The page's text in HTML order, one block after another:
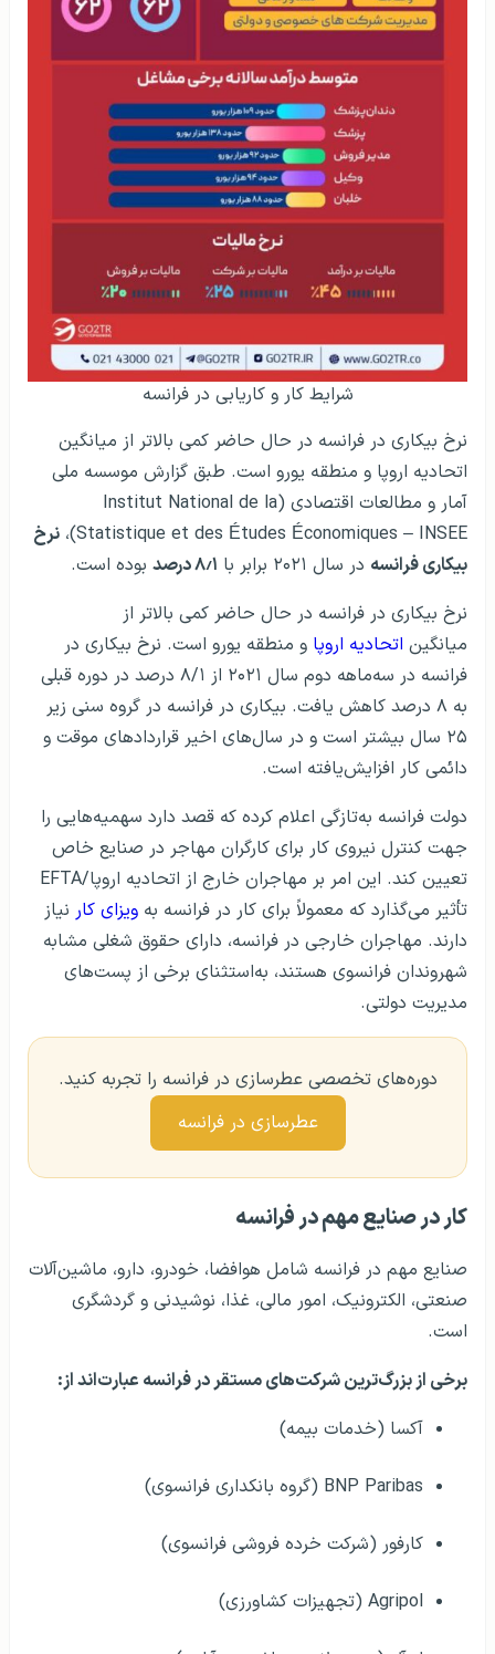
شرایط کار و کاریابی در فرانسه
نرخ بیکاری در فرانسه در حال حاضر کمی بالاتر از میانگین
اتحادیه اروپا و منطقه یورو است. طبق گزارش موسسه ملی
آمار و مطالعات اقتصادی (Institut National de la
Statistique et des Études Économiques – INSEE)،
نرخ
بیکاری فرانسه در سال ۲۰۲۱ برابر با ۸٫۱ درصد
بوده است.
نرخ بیکاری در فرانسه در حال حاضر کمی بالاتر از
میانگین اتحادیه اروپا و منطقه یورو است. نرخ بیکاری در
فرانسه در سه‌ماهه دوم سال ۲۰۲۱ از ۸/۱ درصد در دوره قبلی
به ۸ درصد کاهش یافت. بیکاری در فرانسه در گروه سنی زیر
۲۵ سال بیشتر است و در سال‌های اخیر قراردادهای موقت و
دائمی کار افزایش‌یافته است.
دولت فرانسه به‌تازگی اعلام کرده که قصد دارد سهمیه‌هایی را
جهت کنترل نیروی کار برای کارگران مهاجر در صنایع خاص
تعیین کند. این امر بر مهاجران خارج از اتحادیه اروپا/EFTA
تأثیر می‌گذارد که معمولاً برای کار در فرانسه به ویزای کار نیاز
دارند. مهاجران خارجی در فرانسه، دارای حقوق شغلی مشابه
شهروندان فرانسوی هستند، به‌استثنای برخی از پست‌های
مدیریت دولتی.
دوره‌های تخصصی عطرسازی در فرانسه را تجربه کنید.
عطرسازی در فرانسه
کار در صنایع مهم در فرانسه
صنایع مهم در فرانسه شامل هوافضا، خودرو، دارو، ماشین‌آلات
صنعتی، الکترونیک، امور مالی، غذا، نوشیدنی و گردشگری
است.
برخی از بزرگ‌ترین شرکت‌های مستقر در فرانسه عبارت‌اند از:
آکسا (خدمات بیمه)
BNP Paribas (گروه بانکداری فرانسوی)
کارفور (شرکت خرده فروشی فرانسوی)
Agripol (تجهیزات کشاورزی)